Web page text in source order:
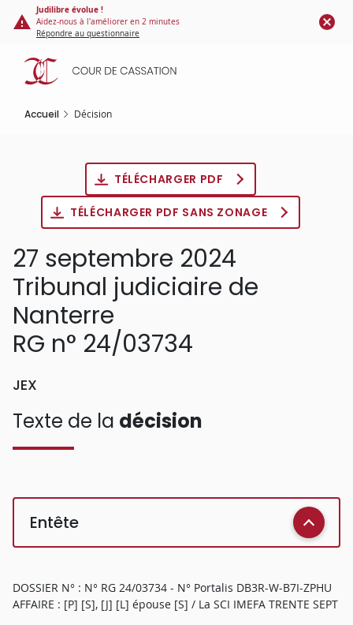
Panneau de gestion des cookies
contenu
principal
Judilibre évolue !
Aidez-nous à l'améliorer en 2 minutes
Répondre au questionnaire
Accueil Décision
TÉLÉCHARGER PDF
TÉLÉCHARGER PDF SANS ZONAGE
27 septembre 2024
Tribunal judiciaire de
Nanterre
RG n° 24/03734
JEX
Texte de la décision
Entête
DOSSIER N° : N° RG 24/03734 - N° Portalis DB3R-W-B7I-ZPHU
AFFAIRE : [P] [S], [J] [L] épouse [S] / La SCI IMEFA TRENTE SEPT